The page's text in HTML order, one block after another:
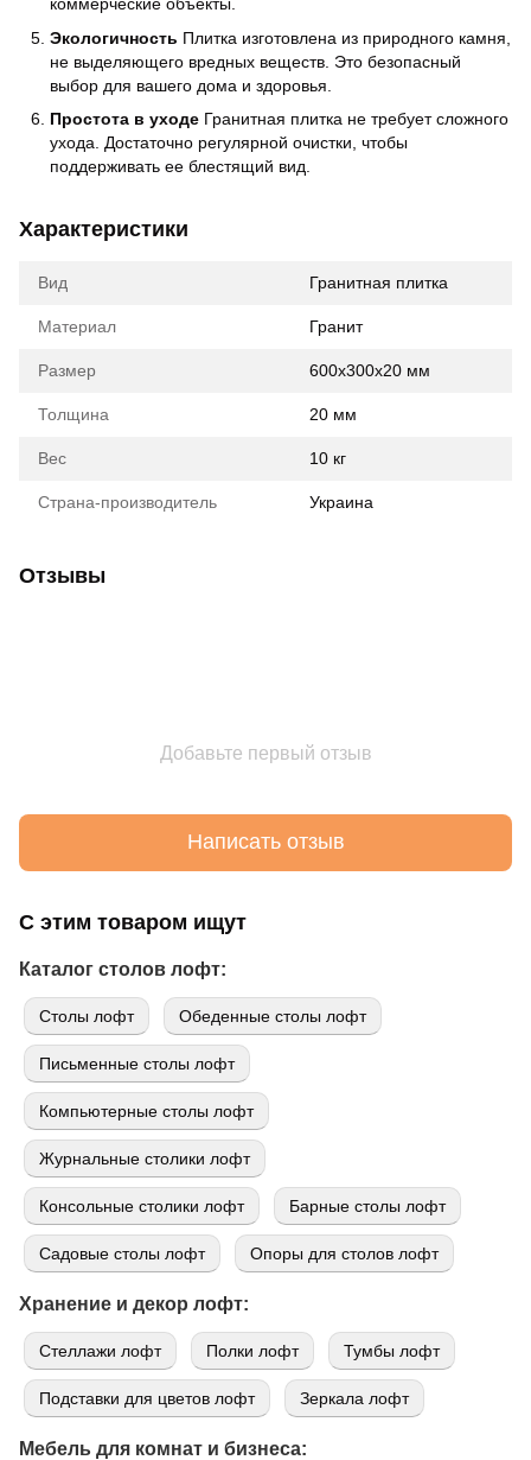
Экологичность Плитка изготовлена из природного камня,
не выделяющего вредных веществ. Это безопасный
выбор для вашего дома и здоровья.
Простота в уходе Гранитная плитка не требует сложного
ухода. Достаточно регулярной очистки, чтобы
поддерживать ее блестящий вид.
Характеристики
Вид Гранитная плитка
Материал Гранит
Размер 600x300x20 мм
Толщина 20 мм
Вес 10 кг
Страна-производитель Украина
Отзывы
Добавьте первый отзыв
Написать отзыв
С этим товаром ищут
Каталог столов лофт:
Cтолы лофт Обеденные столы лофт
Письменные столы лофт
Компьютерные столы лофт
Журнальные столики лофт
Консольные столики лофт Барные столы лофт
Садовые столы лофт Опоры для столов лофт
Хранение и декор лофт:
Стеллажи лофт Полки лофт Тумбы лофт
Подставки для цветов лофт Зеркала лофт
Мебель для комнат и бизнеса: